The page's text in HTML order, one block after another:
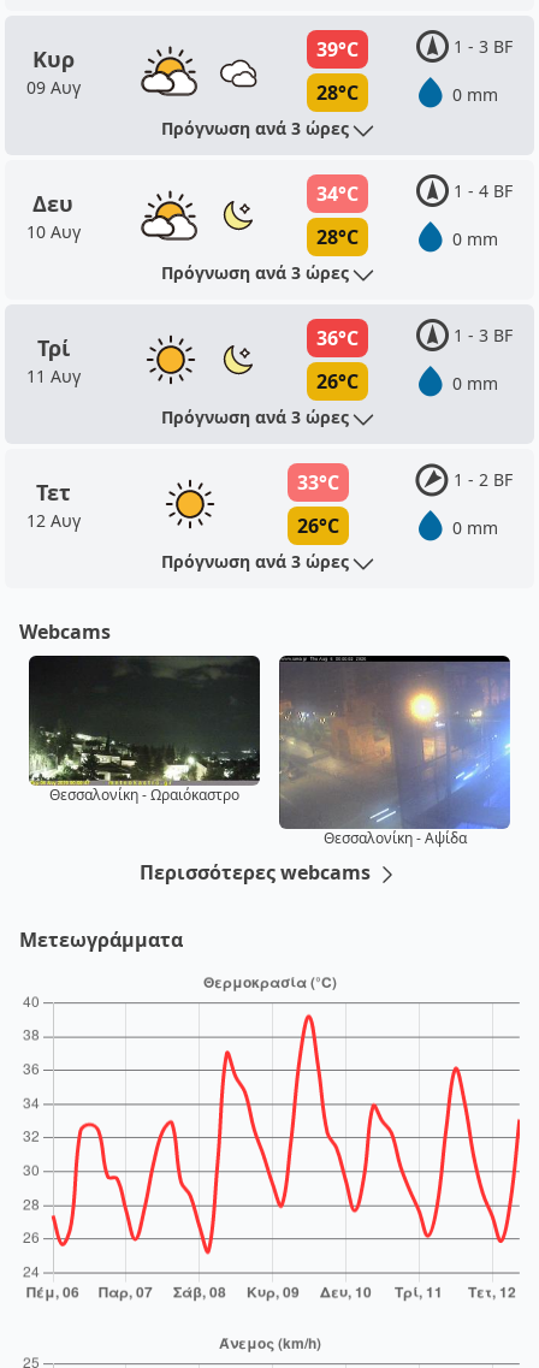
Κυρ
09 Αυγ
39°C
28°C
1 - 3 BF
0 mm
Πρόγνωση ανά 3 ώρες
Δευ
10 Αυγ
34°C
28°C
1 - 4 BF
0 mm
Πρόγνωση ανά 3 ώρες
Τρί
11 Αυγ
36°C
26°C
1 - 3 BF
0 mm
Πρόγνωση ανά 3 ώρες
Τετ
12 Αυγ
33°C
26°C
1 - 2 BF
0 mm
Πρόγνωση ανά 3 ώρες
Webcams
Θεσσαλονίκη - Ωραιόκαστρο
Θεσσαλονίκη - Αψίδα
Περισσότερες webcams
Μετεωγράμματα